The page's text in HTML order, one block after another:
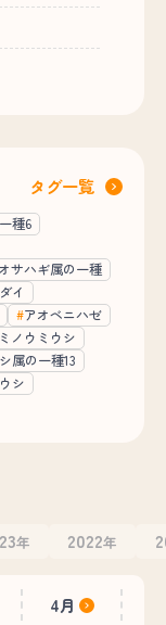
タグ一覧
種6
サハギ属の一種
イ
アオベニハゼ
ノウミウシ
属の一種13
シ
年 2022年
4月